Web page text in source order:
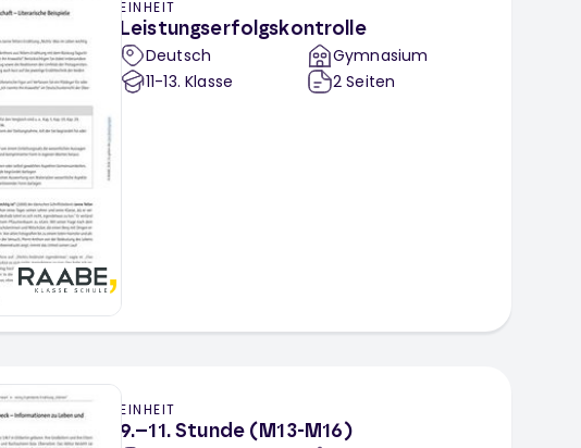
EINHEIT
Leistungserfolgskontrolle
Deutsch
11-13. Klasse
Gymnasium
2 Seiten
EINHEIT
9.–11. Stunde (M13-M16)